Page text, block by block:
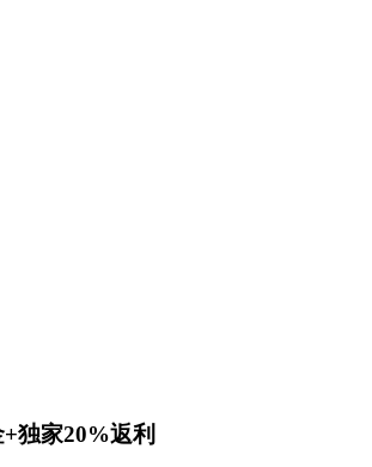
独家20%返利